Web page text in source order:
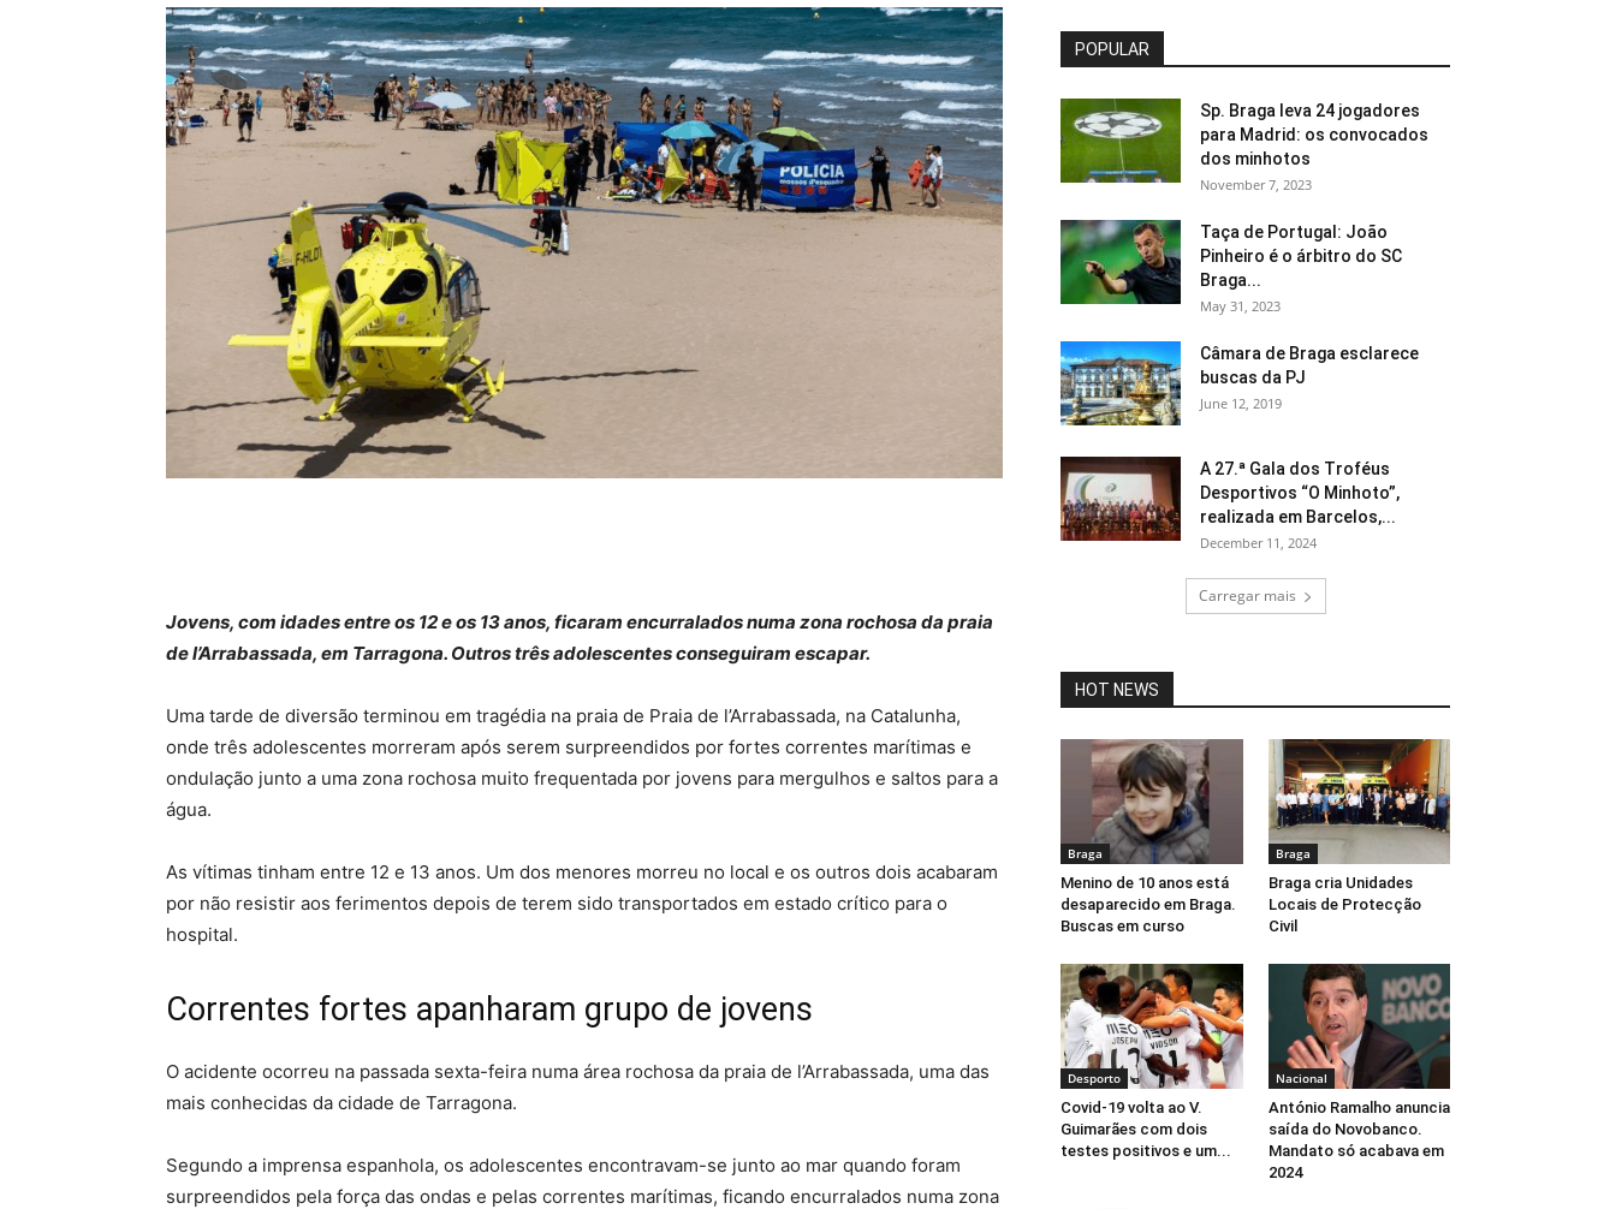
Jovens, com idades entre os 12 e os 13 anos, ficaram encurralados numa zona rochosa da praia
de l’Arrabassada, em Tarragona. Outros três adolescentes conseguiram escapar.
Uma tarde de diversão terminou em tragédia na praia de Praia de l’Arrabassada, na Catalunha,
onde três adolescentes morreram após serem surpreendidos por fortes correntes marítimas e
ondulação junto a uma zona rochosa muito frequentada por jovens para mergulhos e saltos para a
água.
As vítimas tinham entre 12 e 13 anos. Um dos menores morreu no local e os outros dois acabaram
por não resistir aos ferimentos depois de terem sido transportados em estado crítico para o
hospital.
Correntes fortes apanharam grupo de jovens
O acidente ocorreu na passada sexta-feira numa área rochosa da praia de l’Arrabassada, uma das
mais conhecidas da cidade de Tarragona.
Segundo a imprensa espanhola, os adolescentes encontravam-se junto ao mar quando foram
surpreendidos pela força das ondas e pelas correntes marítimas, ficando encurralados numa zona
POPULAR
Sp. Braga leva 24 jogadores
para Madrid: os convocados
dos minhotos
November 7, 2023
Taça de Portugal: João
Pinheiro é o árbitro do SC
Braga...
May 31, 2023
Câmara de Braga esclarece
buscas da PJ
June 12, 2019
A 27.ª Gala dos Troféus
Desportivos “O Minhoto”,
realizada em Barcelos,...
December 11, 2024
Carregar mais
HOT NEWS
Braga
Menino de 10 anos está
desaparecido em Braga.
Buscas em curso
Braga
Braga cria Unidades
Locais de Protecção
Civil
Desporto
Covid-19 volta ao V.
Guimarães com dois
testes positivos e um...
Nacional
António Ramalho anuncia
saída do Novobanco.
Mandato só acabava em
2024